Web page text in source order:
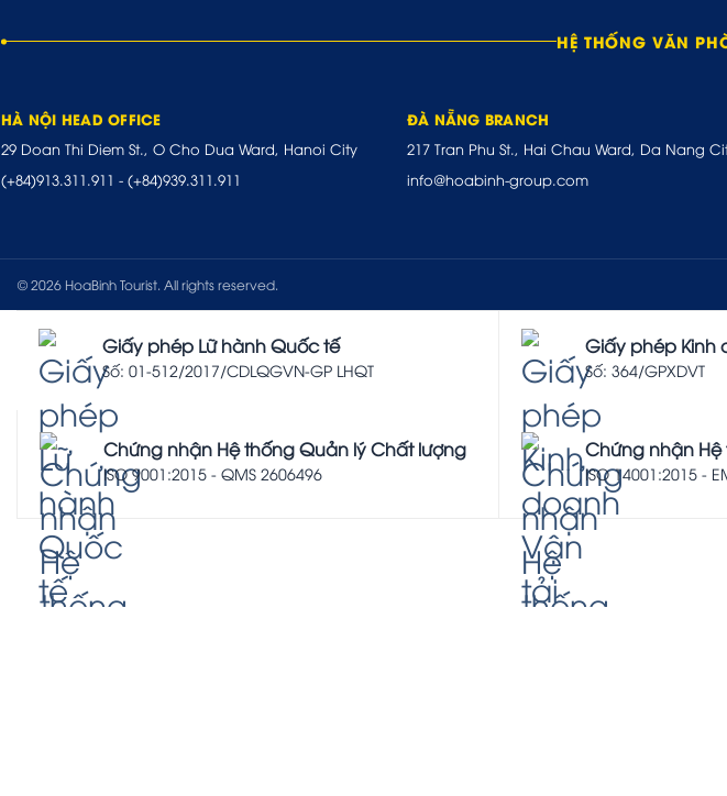
HỆ THỐNG VĂN
HÀ NỘI HEAD OFFICE
29 Doan Thi Diem St., O Cho Dua Ward, Hanoi City
(+84)913.311.911 - (+84)939.311.911
ĐÀ NẴNG BRANCH
217 Tran Phu St., Hai Chau Ward, Da Nang
info@hoabinh-group.com
© 2026 HoaBinh Tourist. All rights reserved.
Giấy phép Lữ hành Quốc tế
Số: 01-512/2017/CDLQGVN-GP LHQT
Giấy phép Kinh
Số: 364/GPXDVT
Chứng nhận Hệ thống Quản lý Chất lượng
ISO 9001:2015 - QMS 2606496
Chứng nhận
ISO 14001:2015 -